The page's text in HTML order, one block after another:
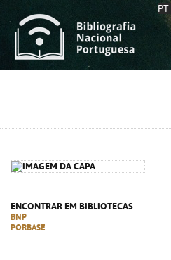
PT
ENCONTRAR EM BIBLIOTECAS
BNP
PORBASE